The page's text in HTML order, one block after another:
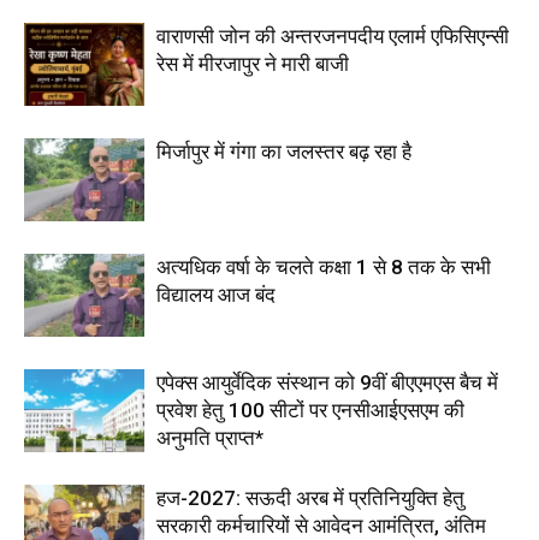
वाराणसी जोन की अन्तरजनपदीय एलार्म एफिसिएन्सी
रेस में मीरजापुर ने मारी बाजी
मिर्जापुर में गंगा का जलस्तर बढ़ रहा है
अत्यधिक वर्षा के चलते कक्षा 1 से 8 तक के सभी
विद्यालय आज बंद
एपेक्स आयुर्वेदिक संस्थान को 9वीं बीएएमएस बैच में
प्रवेश हेतु 100 सीटों पर एनसीआईएसएम की
अनुमति प्राप्त*
हज-2027: सऊदी अरब में प्रतिनियुक्ति हेतु
सरकारी कर्मचारियों से आवेदन आमंत्रित, अंतिम